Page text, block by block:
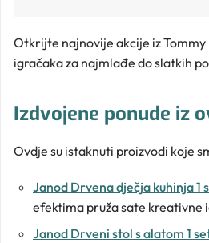
Otkrijte najnovije akcije iz
igračaka za najmlađe do slatkih
Izdvojene ponude iz
Ovdje su istaknuti proizvodi koje
Janod Drvena dječja kuhinja 1
efektima pruža sate kreativne
Janod Drveni stol s alatom 1